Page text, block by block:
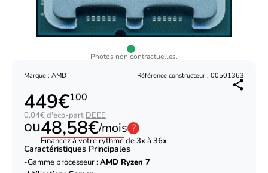
Photos non contractuelles.
Marque : AMD Référence constructeur : 00501363
449€100
0,04€ d'éco-part DEEE
ou48,58€/mois ?
Financez à votre rythme de3xà 36x
Caractéristiques Principales
Gamme processeur :AMD Ryzen 7